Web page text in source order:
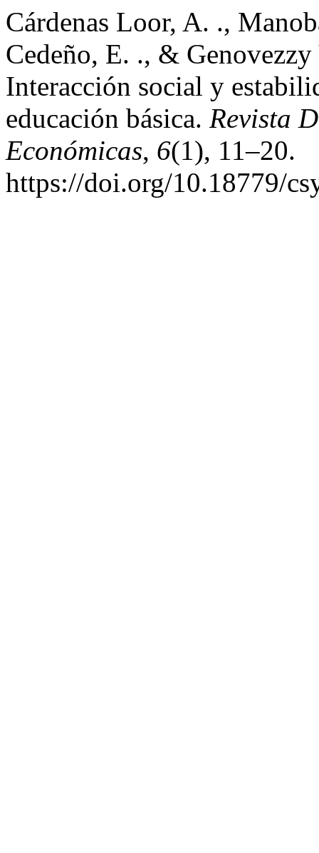
Cárdenas Loor, A. .,
Cedeño, E. ., &
Interacción social y
educación básica. Revista
Económicas, 6(1), 11–20.
https://doi.org/10.18779/